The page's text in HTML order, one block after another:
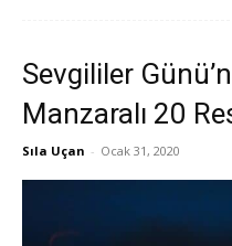
Sevgililer
Manzaralı 20
Sıla Uçan - Ocak 31, 2020